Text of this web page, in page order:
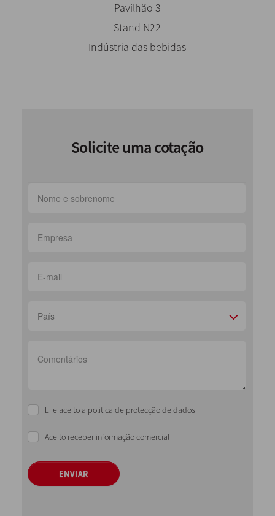
Pavilhão 3
Stand N22
Indústria das bebidas
Solicite uma cotação
País
Li e aceito a politica de protecção de dados
Aceito receber informação comercial
ENVIAR